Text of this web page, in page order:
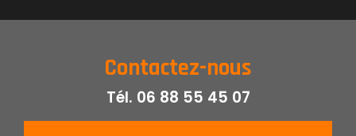
Contactez-nous
Tél. 06 88 55 45 07